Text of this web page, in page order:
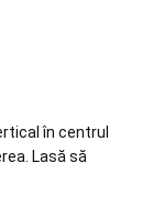
în centrul
Lasă să